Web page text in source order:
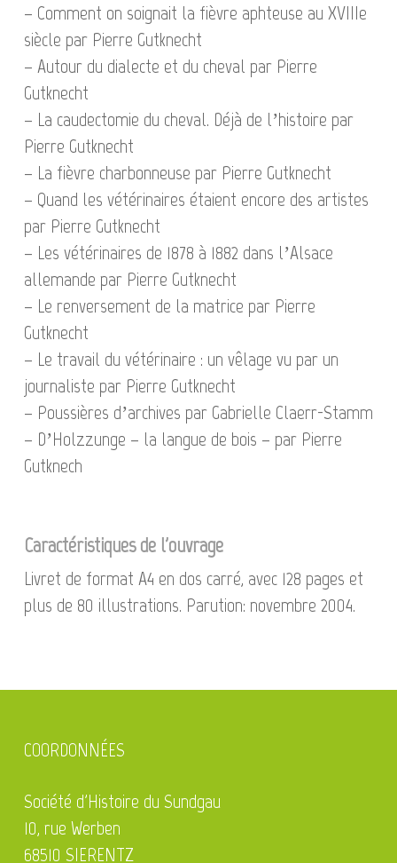
– Comment on soignait la fièvre aphteuse au XVIIIe
siècle par Pierre Gutknecht
– Autour du dialecte et du cheval par Pierre
Gutknecht
– La caudectomie du cheval. Déjà de l’histoire par
Pierre Gutknecht
– La fièvre charbonneuse par Pierre Gutknecht
– Quand les vétérinaires étaient encore des artistes
par Pierre Gutknecht
– Les vétérinaires de 1878 à 1882 dans l’Alsace
allemande par Pierre Gutknecht
– Le renversement de la matrice par Pierre
Gutknecht
– Le travail du vétérinaire : un vêlage vu par un
journaliste par Pierre Gutknecht
– Poussières d’archives par Gabrielle Claerr-Stamm
– D’Holzzunge – la langue de bois – par Pierre
Gutknech
Caractéristiques de l'ouvrage
Livret de format A4 en dos carré, avec 128 pages et
plus de 80 illustrations. Parution: novembre 2004.
COORDONNÉES
Société d'Histoire du Sundgau
10, rue Werben
68510 SIERENTZ